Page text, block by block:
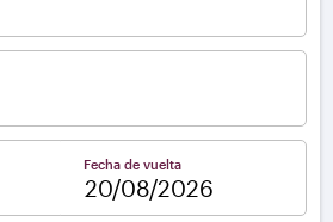
Fecha de vuelta